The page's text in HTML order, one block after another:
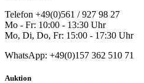
Telefon +49(0)561 / 927 98 27
Mo - Fr: 10:00 - 13:30 Uhr
Mo, Di, Do, Fr: 15:00 - 17:30 Uhr
WhatsApp: +49(0)157 362 510 71
Auktion